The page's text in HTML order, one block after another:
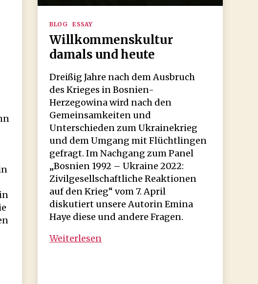
Kategorien
BLOG ESSAY
Willkommenskultur
damals und heute
Dreißig Jahre nach dem Ausbruch
des Krieges in Bosnien-
Herzegowina wird nach den
Gemeinsamkeiten und
Unterschieden zum Ukrainekrieg
und dem Umgang mit Flüchtlingen
gefragt. Im Nachgang zum Panel
„Bosnien 1992 – Ukraine 2022:
Zivilgesellschaftliche Reaktionen
auf den Krieg“ vom 7. April
diskutiert unsere Autorin Emina
Haye diese und andere Fragen.
Weiterlesen